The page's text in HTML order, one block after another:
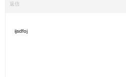
返信
ijsdfoj